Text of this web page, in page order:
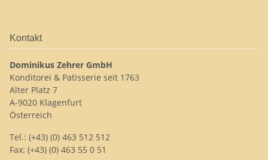
Kontakt
Dominikus Zehrer GmbH
Konditorei & Patisserie seit 1763
Alter Platz 7
A-9020 Klagenfurt
Österreich
Tel.: (+43) (0) 463 512 512
Fax: (+43) (0) 463 55 0 51